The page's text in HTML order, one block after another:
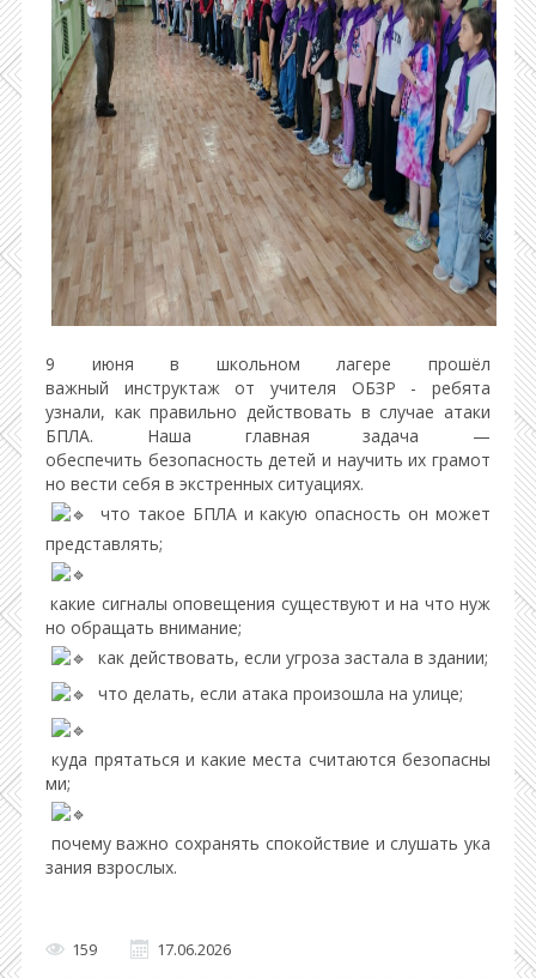
9 июня в школьном лагере прошёл
важный инструктаж от учителя ОБЗР - ребята
узнали, как правильно действовать в случае атаки
БПЛА. Наша главная задача —
обеспечить безопасность детей и научить их грамот
но вести себя в экстренных ситуациях.
что такое БПЛА и какую опасность он может
представлять;
какие сигналы оповещения существуют и на что нуж
но обращать внимание;
как действовать, если угроза застала в здании;
что делать, если атака произошла на улице;
куда прятаться и какие места считаются безопасны
ми;
почему важно сохранять спокойствие и слушать ука
зания взрослых.
159 17.06.2026